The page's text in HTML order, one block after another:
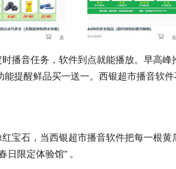
播音任务，软件到点就能播放。早高峰
能提醒鲜品买一送一。西银超市播音软
宝石，当西银超市播音软件把每一根
限定体验馆” 。